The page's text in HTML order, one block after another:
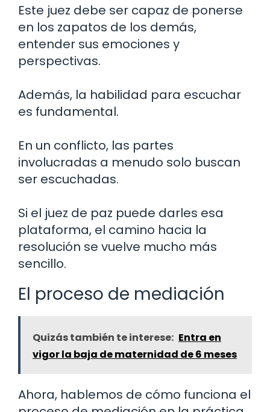
Este juez debe ser capaz de ponerse
en los zapatos de los demás,
entender sus emociones y
perspectivas.
Además, la habilidad para escuchar
es fundamental.
En un conflicto, las partes
involucradas a menudo solo buscan
ser escuchadas.
Si el juez de paz puede darles esa
plataforma, el camino hacia la
resolución se vuelve mucho más
sencillo.
El proceso de mediación
Quizás también te interese: Entra en
vigor la baja de maternidad de 6 meses
Ahora, hablemos de cómo funciona el